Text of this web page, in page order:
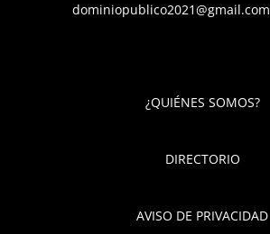
dominiopublico2021@gmail.com
¿QUIÉNES SOMOS?
DIRECTORIO
AVISO DE PRIVACIDAD